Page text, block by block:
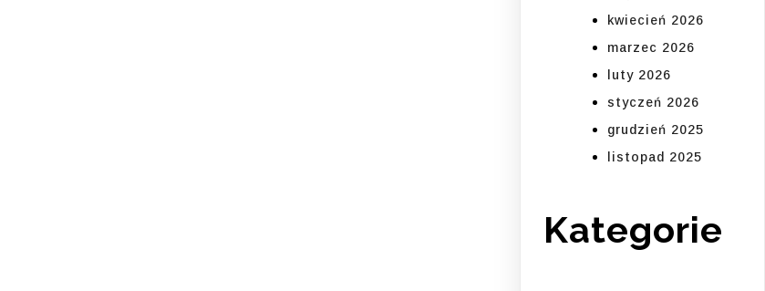
kwiecień 2026
marzec 2026
luty 2026
styczeń 2026
grudzień 2025
listopad 2025
Kategorie